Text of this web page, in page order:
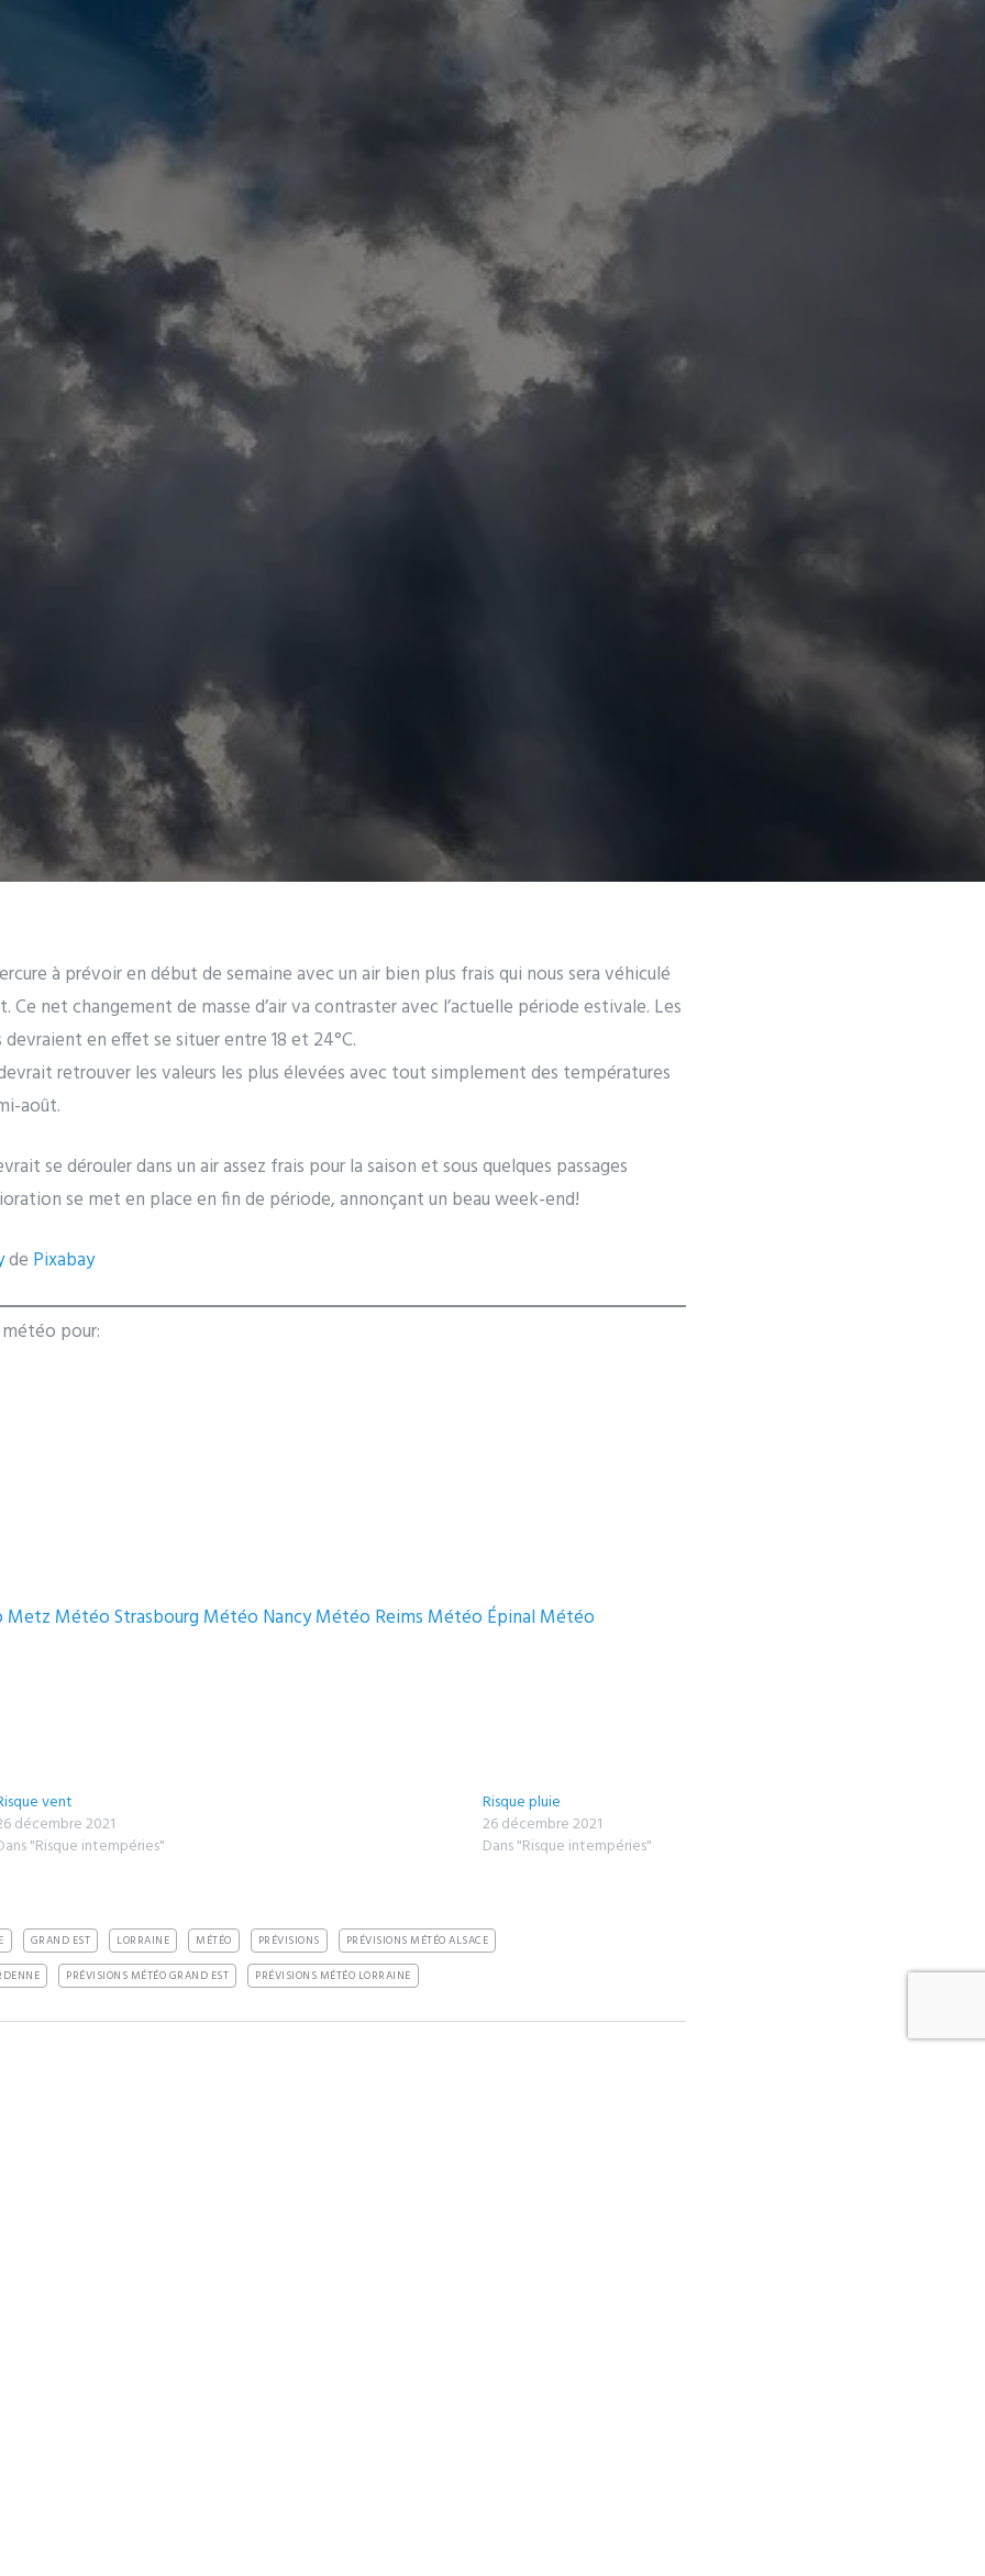
à prévoir en début de semaine avec un air bien plus frais qui nous sera véhiculé
Ce net changement de masse d’air va contraster avec l’actuelle période estivale. Les
en effet se situer entre 18 et 24°C.
devrait retrouver les valeurs les plus élevées avec tout simplement des températures
août.
se dérouler dans un air assez frais pour la saison et sous quelques passages
se met en place en fin de période, annonçant un beau week-end!
de Pixabay
pour:
Metz Météo Strasbourg Météo NancyMétéo Reims Météo ÉpinalMétéo
vent
décembre 2021
"Risque intempéries"
Risque pluie
26 décembre 2021
Dans "Risque intempéries"
GRAND EST LORRAINE MÉTÉO PRÉVISIONS
PRÉVISIONS MÉTÉO ALSACE
PRÉVISIONS MÉTÉO GRAND EST PRÉVISIONS MÉTÉO LORRAINE